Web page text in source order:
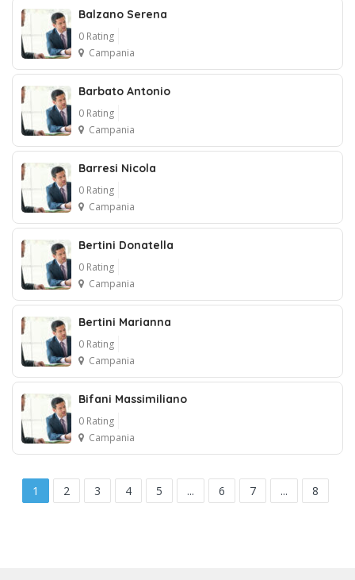
Balzano Serena
0 Rating
Campania
Barbato Antonio
0 Rating
Campania
Barresi Nicola
0 Rating
Campania
Bertini Donatella
0 Rating
Campania
Bertini Marianna
0 Rating
Campania
Bifani Massimiliano
0 Rating
Campania
1 2 3 4 5 ... 6 7 ... 8